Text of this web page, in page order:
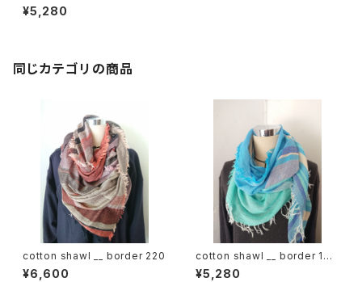
er 160
¥5,280
同じカテゴリの商品
cotton shawl __ border 220
¥6,600
cotton shawl __ border 160
海嶺w
¥5,280